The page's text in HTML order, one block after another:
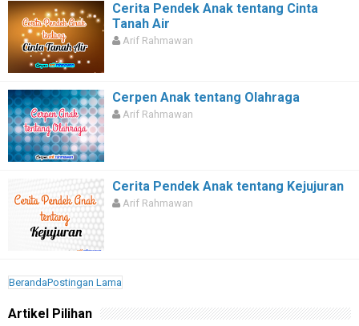
Cerita Pendek Anak tentang Cinta
Tanah Air
Arif Rahmawan
Cerpen Anak tentang Olahraga
Arif Rahmawan
Cerita Pendek Anak tentang Kejujuran
Arif Rahmawan
Postingan Lama
Beranda
Artikel Pilihan